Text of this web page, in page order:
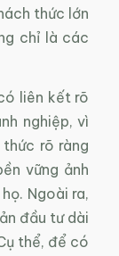
thức lớn
chỉ là các
liên kết rõ
nghiệp, vì
rõ ràng
vững ảnh
Ngoài ra,
đầu tư dài
thể, để có